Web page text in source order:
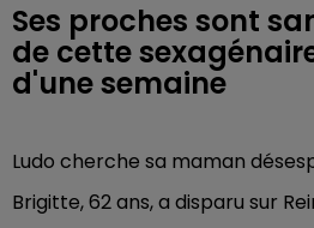
Ses proches sont
de cette
d'une semaine
Ludo cherche sa maman
Brigitte, 62 ans, a disparu sur